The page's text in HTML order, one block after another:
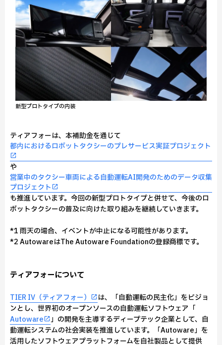
新型プロトタイプの内装
ティアフォーは、本補助金を通じて
都内におけるロボットタクシーのプレサービス実証プロジェクト
や
営業中のタクシー車両による自動運転AI開発のためのデータ収集
プロジェクト
も推進しています。今回の新型プロトタイプと併せて、今後のロ
ボットタクシーの普及に向けた取り組みを継続していきます。
*1 雨天の場合、イベントが中止になる可能性があります。
*2 AutowareはThe Autoware Foundationの登録商標です。
ティアフォーについて
TIER IV（ティアフォー）
は、「自動運転の民主化」をビジョ
ンとし、世界初のオープンソースの自動運転ソフトウェア「
Autoware
」の開発を主導するディープテック企業として、自
動運転システムの社会実装を推進しています。「Autoware」を
活用したソフトウェアプラットフォームを自社製品として提供